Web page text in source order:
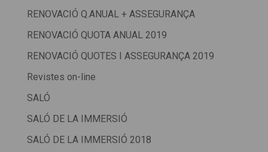
RENOVACIÓ Q.ANUAL + ASSEGURANÇA
RENOVACIÓ QUOTA ANUAL 2019
RENOVACIÓ QUOTES I ASSEGURANÇA 2019
Revistes on-line
SALÓ
SALÓ DE LA IMMERSIÓ
SALÓ DE LA IMMERSIÓ 2018